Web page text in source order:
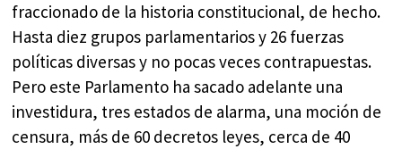
fraccionado de la historia constitucional, de hecho.
Hasta diez grupos parlamentarios y 26 fuerzas
políticas diversas y no pocas veces contrapuestas.
Pero este Parlamento ha sacado adelante una
investidura, tres estados de alarma, una moción de
censura, más de 60 decretos leyes, cerca de 40